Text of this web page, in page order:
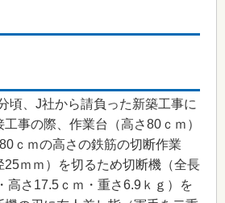
頃、J社から請負った新築工事に
事の際、作業台（高さ80ｃｍ）
ｃｍの高さの鉄筋の切断作業
25ｍｍ）を切るため切断機（全長
高さ17.5ｃｍ・重さ6.9ｋｇ）を